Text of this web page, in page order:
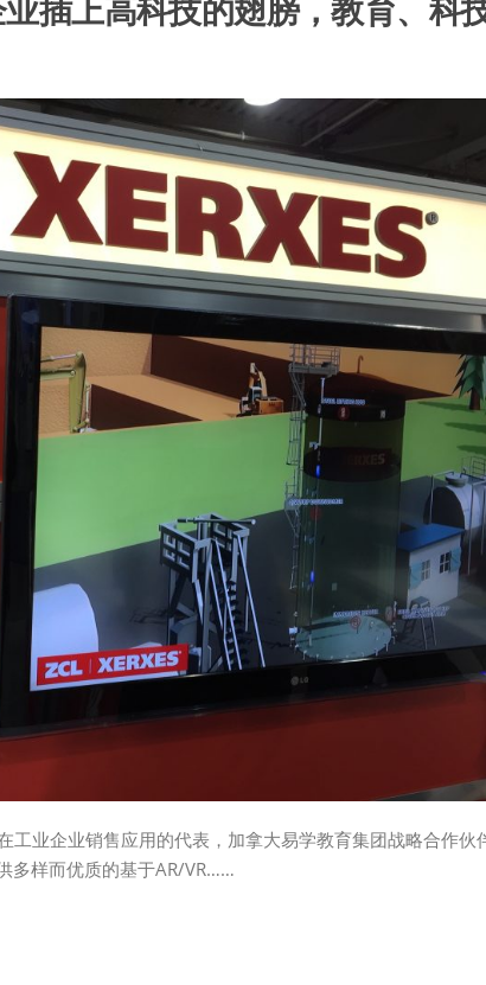
插上高科技的翅膀，教育、科
工业企业销售应用的代表，加拿大易学教育集团战略合作
多样而优质的基于AR/VR……